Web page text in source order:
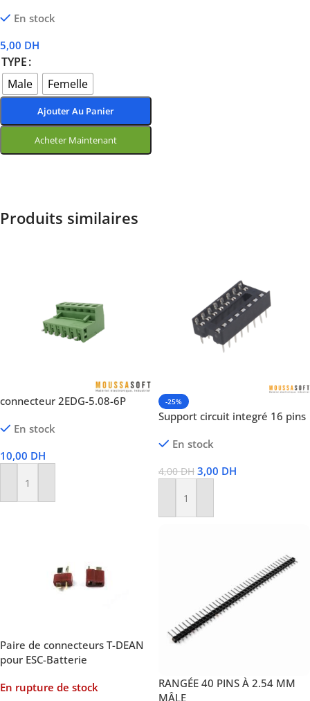
En stock
5,00 DH
TYPE
Male
Femelle
Ajouter Au Panier
Acheter Maintenant
Produits similaires
connecteur 2EDG-5.08-6P
En stock
10,00 DH
Ajouter Au Panier
-25%
Support circuit integré 16 pins
En stock
4,00DH 3,00 DH
Ajouter Au Panier
Paire de connecteurs T-DEAN
pour ESC-Batterie
En rupture de stock
RANGÉE 40 PINS À 2.54 MM
MÂLE